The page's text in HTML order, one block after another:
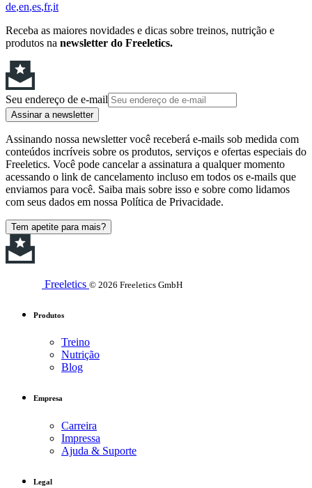
de en es fr it
Receba as maiores novidades e dicas sobre treinos, nutrição e
produtos na newsletter do Freeletics.
Seu endereço de e-mail
Assinar a newsletter
Assinando nossa newsletter você receberá e-mails sob medida com
conteúdos incríveis sobre os produtos, serviços e ofertas especiais do
Freeletics. Você pode cancelar a assinatura a qualquer momento
acessando o link de cancelamento incluso em todos os e-mails que
enviamos para você. Saiba mais sobre isso e sobre como lidamos
com seus dados em nossa Política de Privacidade.
Tem apetite para mais?
Freeletics © 2026 Freeletics GmbH
Produtos
Treino
Nutrição
Blog
Empresa
Carreira
Impressa
Ajuda & Suporte
Legal